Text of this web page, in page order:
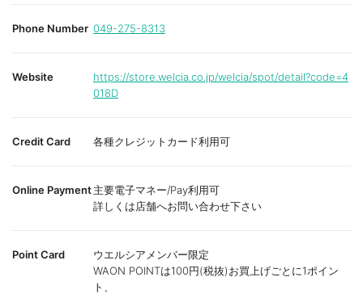
Phone Number 049-275-8313
Website
https://store.welcia.co.jp/welcia/spot/detail?code=4
018D
Credit Card 各種クレジットカード利用可
Online Payment主要電子マネー/Pay利用可
詳しくは店舗へお問い合わせ下さい
Point Card
ウエルシアメンバー限定
WAON POINTは100円(税抜)お買上げごとに1ポイン
ト、